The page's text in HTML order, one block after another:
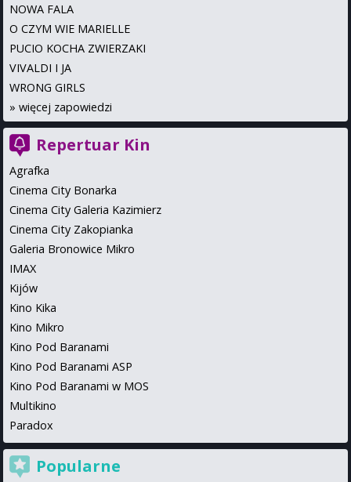
NOWA FALA
O CZYM WIE MARIELLE
PUCIO KOCHA ZWIERZAKI
VIVALDI I JA
WRONG GIRLS
» więcej zapowiedzi
Repertuar Kin
Agrafka
Cinema City Bonarka
Cinema City Galeria Kazimierz
Cinema City Zakopianka
Galeria Bronowice Mikro
IMAX
Kijów
Kino Kika
Kino Mikro
Kino Pod Baranami
Kino Pod Baranami ASP
Kino Pod Baranami w MOS
Multikino
Paradox
Popularne